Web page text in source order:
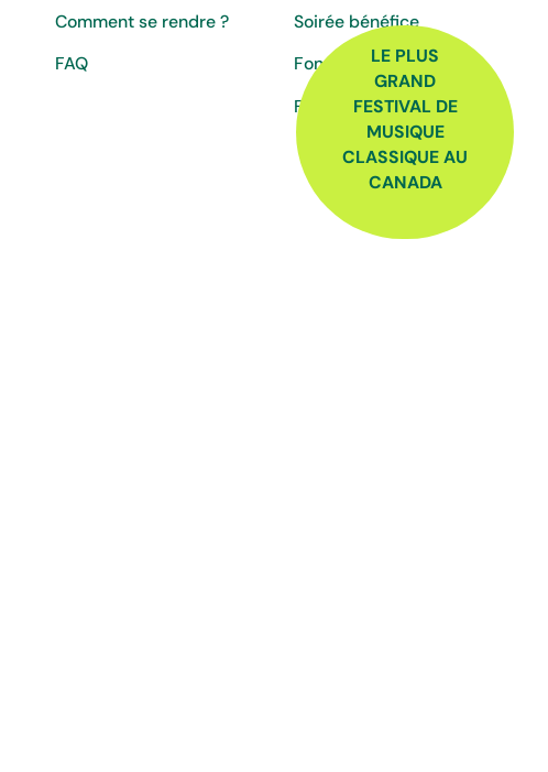
LE PLUS
GRAND
FESTIVAL DE
MUSIQUE
CLASSIQUE AU
CANADA
Comment se rendre ?
FAQ
Soirée bénéfice
Fonds Jacques-Martin
Fonds Luc-Ratelle